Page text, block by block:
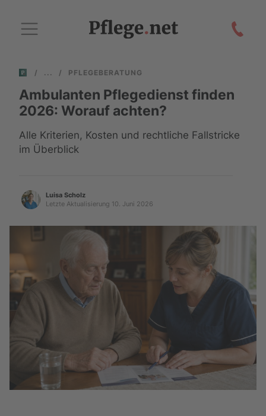
/ / PFLEGEBERATUNG
Ambulanten Pflegedienst finden
2026: Worauf achten?
Alle Kriterien, Kosten und rechtliche Fallstricke
im Überblick
Luisa Scholz
Letzte Aktualisierung 10. Juni 2026